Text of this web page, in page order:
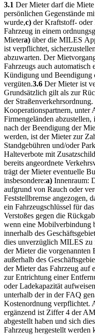
3.1 Der Mieter darf die
persönlichen Gegenstände
wurde,c) der Kraftstoff- oder
Fahrzeug in einem
Mietera) über die MILES
ist verpflichtet,
abzuwarten. Der
Fahrzeugs auch
Kündigung und Beendigung
vergüten.3.6 Der Mieter ist
Grundsätzlich gilt als zur
der
Kooperationspartnern, unter
Firmengeländen
nach der Beendigung der
werden, ist der Mieter zur
Standgebühren und/oder
Halteverbote mit
bereits angeordnete
trägt der Mieter eventuelle
insbesondere:a) Innenraum:
aufgrund von Rauch oder
Feststellbremse angezogen,
ein Fahrzeugschlüssel für
Verstoßes gegen die
wenn eine Mobilverbindung
innerhalb des
dies unverzüglich MILES zu
der Mieter die vorgenannten
außerhalb des
der Mieter das Fahrzeug auf
zur Entrichtung einer
oder Ladekapazität
unterhalb der in der FAQ
Kostenordnung verpflichtet.
ergänzend ist Ziffer 4 der
abgestellt haben und sich
Fahrzeug hergestellt werden